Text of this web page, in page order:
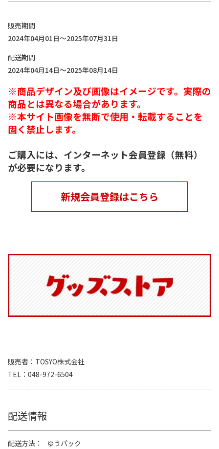
販売期間
2024年04月01日～2025年07月31日
配送期間
2024年04月14日～2025年08月14日
※商品デザイン及び画像はイメージです。実際の
商品とは異なる場合があります。
※本サイト画像を無断で使用・転載することを
固く禁止します。
ご購入には、インターネット会員登録（無料）
が必要になります。
新規会員登録はこちら
販売者
TOSYO株式会社
TEL
048-972-6504
配送情報
配送方法
ゆうパック